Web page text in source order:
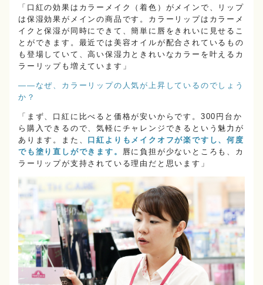
「口紅の効果はカラーメイク（着色）がメインで、リップ
は保湿効果がメインの商品です。カラーリップはカラーメ
イクと保湿が同時にできて、簡単に唇をきれいに見せるこ
とができます。最近では美容オイルが配合されているもの
も登場していて、高い保湿力ときれいなカラーを叶えるカ
ラーリップも増えています」
――なぜ、カラーリップの人気が上昇しているのでしょう
か？
「まず、口紅に比べると価格が安いからです。300円台か
ら購入できるので、気軽にチャレンジできるという魅力が
あります。また、 口紅よりもメイクオフが楽ですし、何度
でも塗り直しができます。 唇に負担が少ないところも、カ
ラーリップが支持されている理由だと思います」